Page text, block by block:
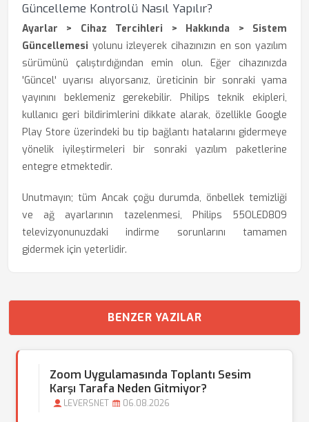
Güncelleme Kontrolü Nasıl Yapılır?
Ayarlar > Cihaz Tercihleri > Hakkında > Sistem
Güncellemesi yolunu izleyerek cihazınızın en son yazılım
sürümünü çalıştırdığından emin olun. Eğer cihazınızda
'Güncel' uyarısı alıyorsanız, üreticinin bir sonraki yama
yayınını beklemeniz gerekebilir. Philips teknik ekipleri,
kullanıcı geri bildirimlerini dikkate alarak, özellikle Google
Play Store üzerindeki bu tip bağlantı hatalarını gidermeye
yönelik iyileştirmeleri bir sonraki yazılım paketlerine
entegre etmektedir.
Unutmayın; tüm Ancak çoğu durumda, önbellek temizliği
ve ağ ayarlarının tazelenmesi, Philips 55OLED809
televizyonunuzdaki indirme sorunlarını tamamen
gidermek için yeterlidir.
BENZER YAZILAR
Zoom Uygulamasında Toplantı Sesim
Karşı Tarafa Neden Gitmiyor?
LEVERSNET 06.08.2026